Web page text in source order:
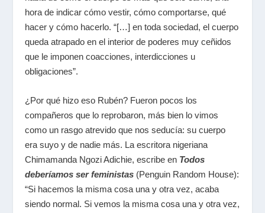
hora de indicar cómo vestir, cómo comportarse, qué
hacer y cómo hacerlo. “[…] en toda sociedad, el cuerpo
queda atrapado en el interior de poderes muy ceñidos
que le imponen coacciones, interdicciones u
obligaciones”.
¿Por qué hizo eso Rubén? Fueron pocos los
compañeros que lo reprobaron, más bien lo vimos
como un rasgo atrevido que nos seducía: su cuerpo
era suyo y de nadie más. La escritora nigeriana
Chimamanda Ngozi Adichie, escribe en Todos
deberíamos ser feministas (Penguin Random House):
“Si hacemos la misma cosa una y otra vez, acaba
siendo normal. Si vemos la misma cosa una y otra vez,